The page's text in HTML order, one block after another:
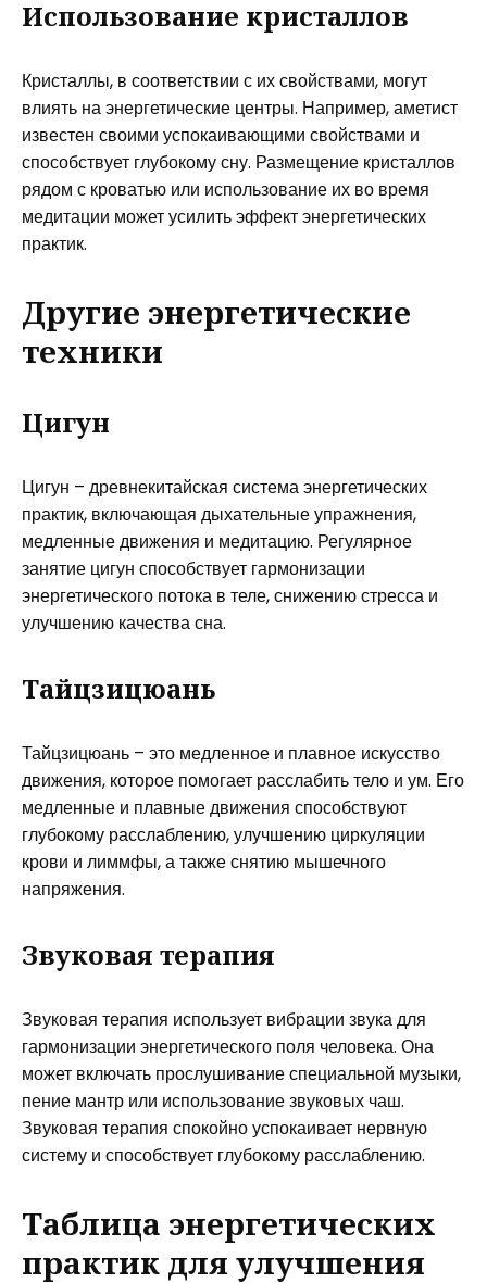
Использование кристаллов
Кристаллы, в соответствии с их свойствами, могут
влиять на энергетические центры. Например, аметист
известен своими успокаивающими свойствами и
способствует глубокому сну. Размещение кристаллов
рядом с кроватью или использование их во время
медитации может усилить эффект энергетических
практик.
Другие энергетические
техники
Цигун
Цигун – древнекитайская система энергетических
практик, включающая дыхательные упражнения,
медленные движения и медитацию. Регулярное
занятие цигун способствует гармонизации
энергетического потока в теле, снижению стресса и
улучшению качества сна.
Тайцзицюань
Тайцзицюань – это медленное и плавное искусство
движения, которое помогает расслабить тело и ум. Его
медленные и плавные движения способствуют
глубокому расслаблению, улучшению циркуляции
крови и лиммфы, а также снятию мышечного
напряжения.
Звуковая терапия
Звуковая терапия использует вибрации звука для
гармонизации энергетического поля человека. Она
может включать прослушивание специальной музыки,
пение мантр или использование звуковых чаш.
Звуковая терапия спокойно успокаивает нервную
систему и способствует глубокому расслаблению.
Таблица энергетических
практик для улучшения